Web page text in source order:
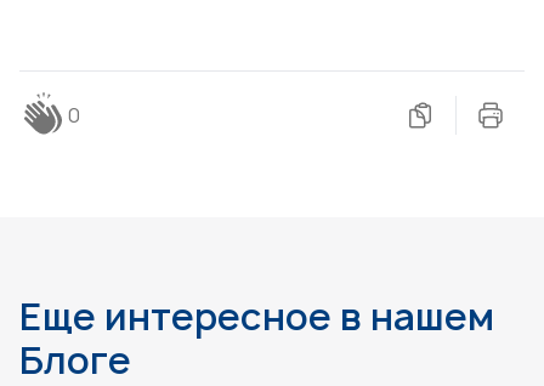
0
Еще интересное в нашем
Блоге